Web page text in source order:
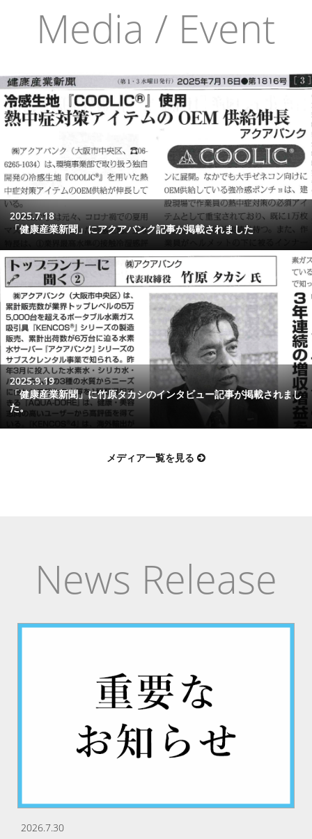
Media / Event
2025.7.18
「健康産業新聞」にアクアバンク記事が掲載されました
2025.9.19
「健康産業新聞」に竹原タカシのインタビュー記事が掲載されまし
た。
メディア一覧を見る
News Release
2026.7.30